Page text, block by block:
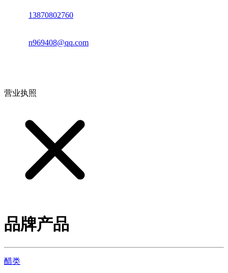
13870802760
n969408@qq.com
营业执照
品牌产品
醋类